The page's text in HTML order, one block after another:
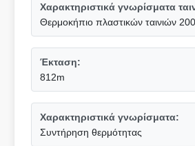
Χαρακτηριστικά γνωρίσματα
Θερμοκήπιο πλαστικών ταινιών
Έκταση:
812m
Χαρακτηριστικά γνωρίσματα:
Συντήρηση θερμότητας